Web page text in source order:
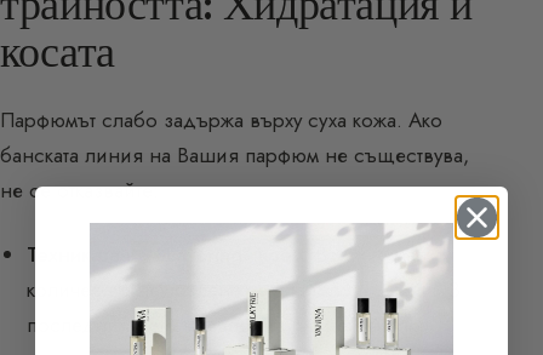
косата
Парфюмът слабо задържа върху суха кожа. Ако
банската линия на Вашия парфюм не съществува,
не се отказвайте:
Техниката на “Layering” крем:
Вземете малко
количество неутрален крем за тяло в дланта. В
последния момент вапоризирайте няколко